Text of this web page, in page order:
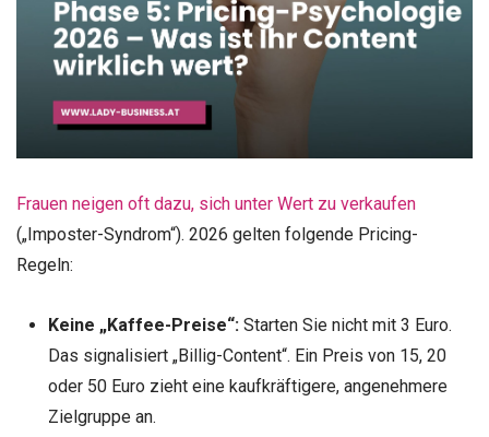
Frauen neigen oft dazu, sich unter Wert zu verkaufen
(„Imposter-Syndrom“). 2026 gelten folgende Pricing-
Regeln:
Keine „Kaffee-Preise“:Starten Sie nicht mit 3 Euro.
Das signalisiert „Billig-Content“. Ein Preis von 15, 20
oder 50 Euro zieht eine kaufkräftigere, angenehmere
Zielgruppe an.